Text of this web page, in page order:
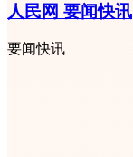
人民网 要闻快讯
要闻快讯